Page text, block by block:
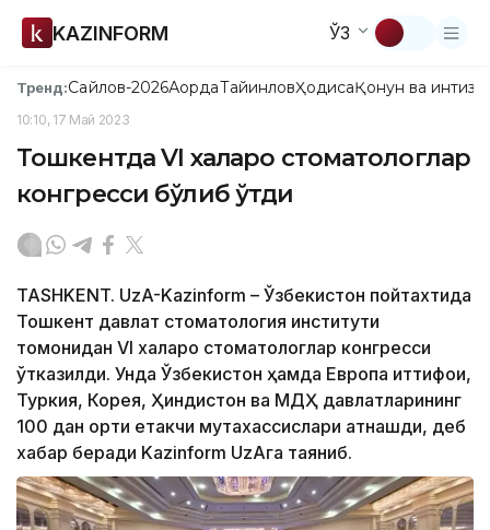
KAZINFORM ЎЗ
Тренд:Сайлов-2026АқордаТайинловҲодисаҚонун ва
10:10, 17 Май 2023
Тошкентда VI халқаро стоматологлар
конгресси бўлиб ўтди
TASHKENT. UzA-Kazinform – Ўзбекистон пойтахтида
Тошкент давлат стоматология институти
томонидан VI халқаро стоматологлар конгресси
ўтказилди. Унда Ўзбекистон ҳамда Европа иттифоқи,
Туркия, Корея, Ҳиндистон ва МДҲ давлатларининг
100 дан ортиқ етакчи мутахассислари қатнашди, деб
хабар беради Kazinform UzAга таяниб.